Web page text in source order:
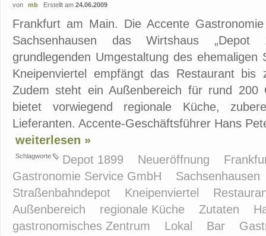
von mb Erstellt am 24.06.2009
Frankfurt am Main. Die Accente
Sachsenhausen das Wirtshaus
grundlegenden Umgestaltung des
Kneipenviertel empfängt das Restaurant
Zudem steht ein Außenbereich für rund 200
bietet vorwiegend regionale Küche,
Lieferanten. Accente-Geschäftsführer Hans
weiterlesen »
Schlagworte Depot 1899 Neueröffnung
Gastronomie Service GmbH
Sachsenhausen
Straßenbahndepot
Kneipenviertel
Außenbereich
regionale Küche Zutaten
gastronomisches Zentrum
Lokal Bar